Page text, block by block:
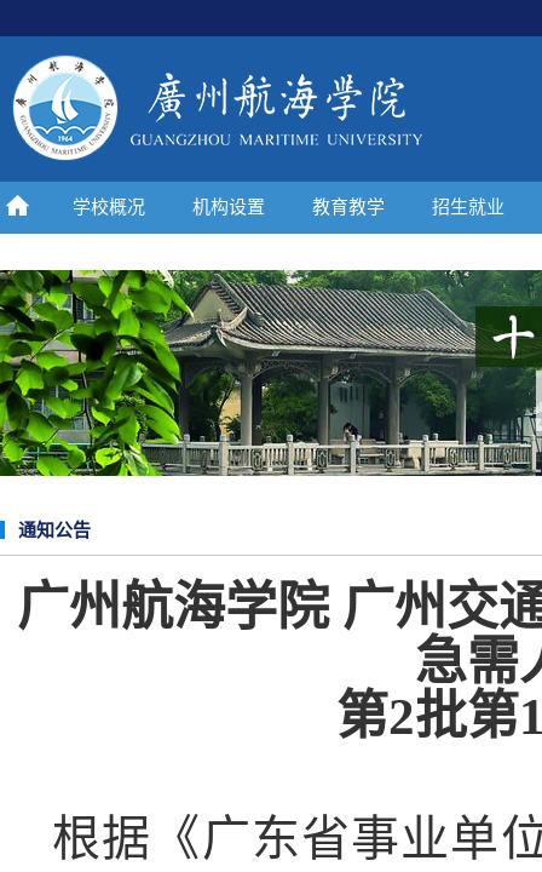
学校概况 机构设置 教育教学 招生就业
通知公告
广州航海学院 广州交
急需
第2批第
根据《广东省事业单